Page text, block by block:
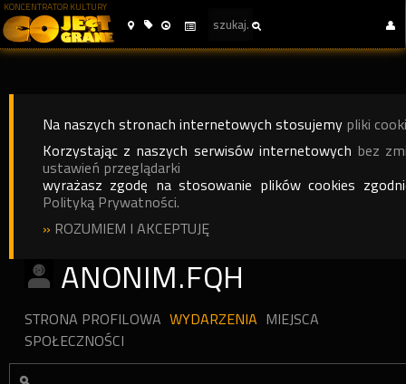
KONCENTRATOR KULTURY
Na naszych stronach internetowych stosujemy pliki
Korzystając z naszych serwisów internetowych bez
ustawień przeglądarki
wyrażasz zgodę na stosowanie plików cookies
Polityką Prywatności.
» ROZUMIEM I AKCEPTUJĘ
ANONIM.FQH
STRONA PROFILOWA WYDARZENIA MIEJSCA
SPOŁECZNOŚCI